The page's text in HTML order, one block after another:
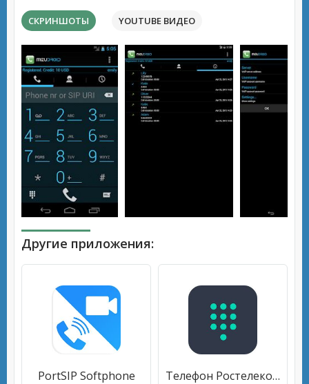
СКРИНШОТЫ YOUTUBE ВИДЕО
Другие приложения:
PortSIP Softphone Телефон Ростелеком